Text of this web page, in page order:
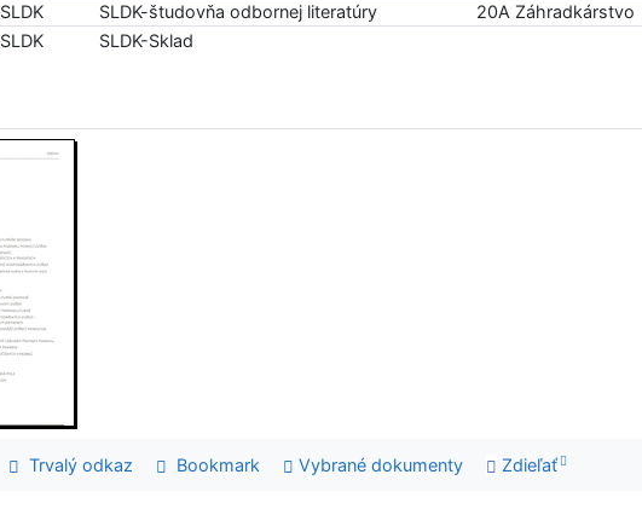
SLDK SLDK-študovňa odbornej literatúry 20A Záhradkárstvo
SLDK SLDK-Sklad
Trvalý odkaz Bookmark Vybrané dokumenty Zdieľať